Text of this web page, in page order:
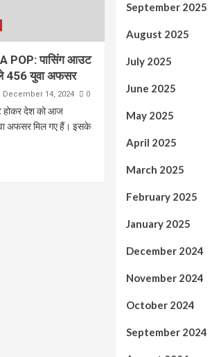
POP: पासिंग आउट
456 युवा अफसर
December 14, 2024 0
देश को आज
अफसर मिल गए हैं। इसके
September 2025
August 2025
July 2025
June 2025
May 2025
April 2025
March 2025
February 2025
January 2025
December 2024
November 2024
October 2024
September 2024